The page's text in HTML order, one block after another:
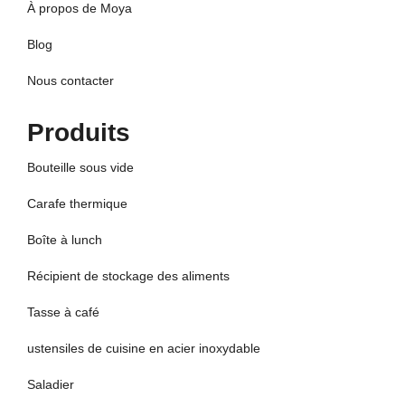
À propos de Moya
Blog
Nous contacter
Produits
Bouteille sous vide
Carafe thermique
Boîte à lunch
Récipient de stockage des aliments
Tasse à café
ustensiles de cuisine en acier inoxydable
Saladier